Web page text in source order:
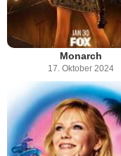
Monarch
17. Oktober 2024